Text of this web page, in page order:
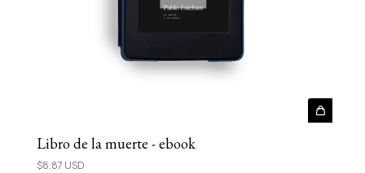
Libro de la muerte - ebook
$8.87 USD